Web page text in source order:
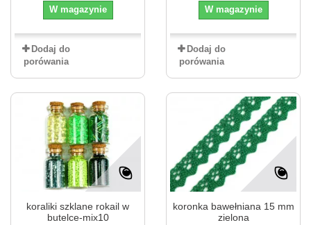
W magazynie
Dodaj do
porówania
W magazynie
Dodaj do
porówania
koraliki szklane rokail w
butelce-mix10
koronka bawełniana 15 mm
zielona